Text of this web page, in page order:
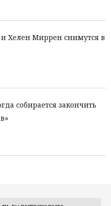
Хелен Миррен снимутся в
собирается закончить